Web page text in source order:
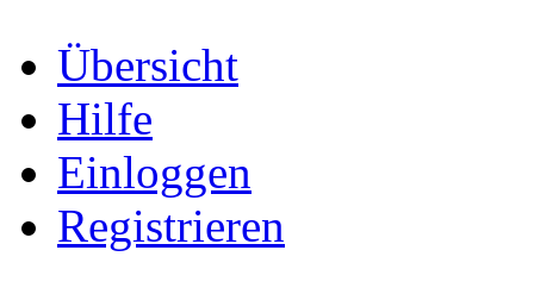
Übersicht
Hilfe
Einloggen
Registrieren